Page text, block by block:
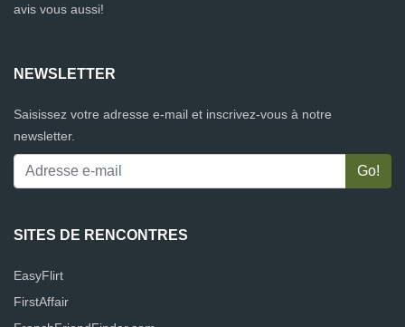
avis vous aussi!
NEWSLETTER
Saisissez votre adresse e-mail et inscrivez-vous à notre
newsletter.
SITES DE RENCONTRES
EasyFlirt
FirstAffair